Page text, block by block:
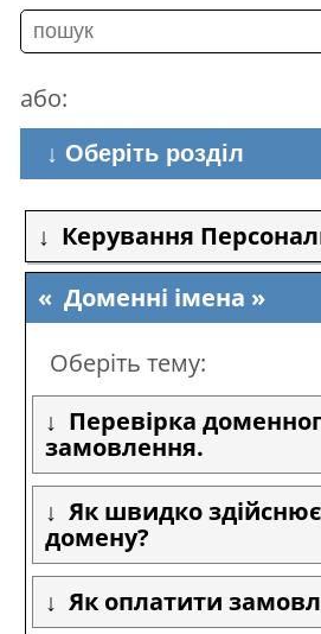
або:
↓ Оберіть розділ
Керування
Доменні імена
Оберіть тему:
Перевірка
замовлення.
Як швидко
домену?
Як оплатити